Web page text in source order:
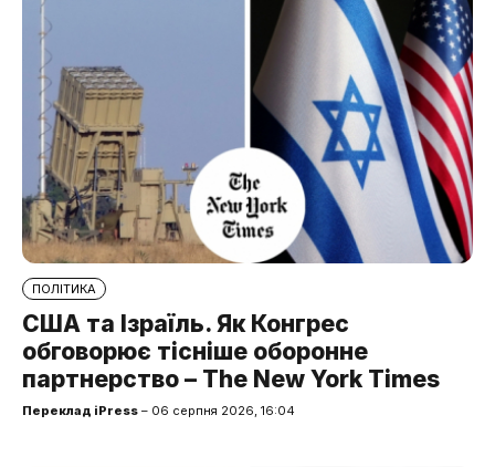
ПОЛІТИКА
США та Ізраїль. Як Конгрес
обговорює тісніше оборонне
партнерство – The New York Times
Переклад iPress – 06 серпня 2026, 16:04